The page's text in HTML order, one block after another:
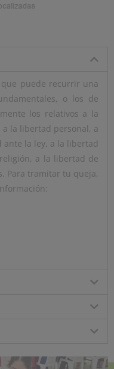
puede recurrir una
o los de
los relativos a la
la libertad personal, a
la ley, a la libertad
a la libertad de
Para tramitar tu queja,